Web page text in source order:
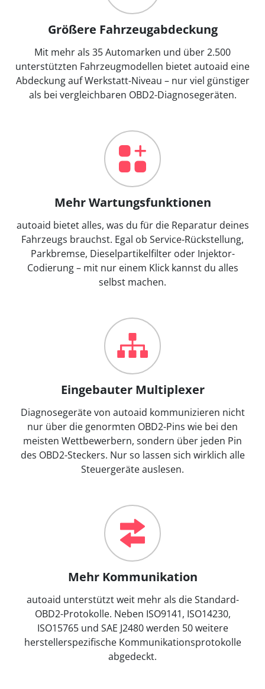
Größere Fahrzeugabdeckung
Mit mehr als 35 Automarken und über 2.500
unterstützten Fahrzeugmodellen bietet autoaid eine
Abdeckung auf Werkstatt-Niveau – nur viel günstiger
als bei vergleichbaren OBD2-Diagnosegeräten.
Mehr Wartungsfunktionen
autoaid bietet alles, was du für die Reparatur deines
Fahrzeugs brauchst. Egal ob Service-Rückstellung,
Parkbremse, Dieselpartikelfilter oder Injektor-
Codierung – mit nur einem Klick kannst du alles
selbst machen.
Eingebauter Multiplexer
Diagnosegeräte von autoaid kommunizieren nicht
nur über die genormten OBD2-Pins wie bei den
meisten Wettbewerbern, sondern über jeden Pin
des OBD2-Steckers. Nur so lassen sich wirklich alle
Steuergeräte auslesen.
Mehr Kommunikation
autoaid unterstützt weit mehr als die Standard-
OBD2-Protokolle. Neben ISO9141, ISO14230,
ISO15765 und SAE J2480 werden 50 weitere
herstellerspezifische Kommunikationsprotokolle
abgedeckt.